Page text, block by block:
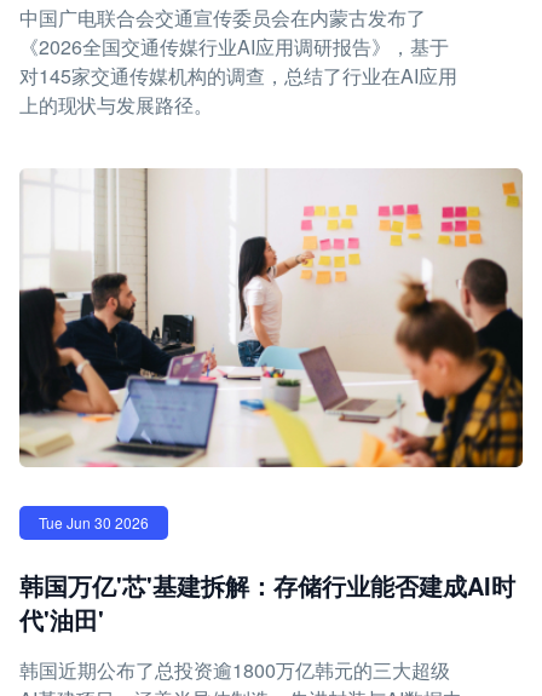
中国广电联合会交通宣传委员会在内蒙古发布了
《2026全国交通传媒行业AI应用调研报告》，基于
对145家交通传媒机构的调查，总结了行业在AI应用
上的现状与发展路径。
Tue Jun 30 2026
韩国万亿'芯'基建拆解：存储行业能否建成AI时
代'油田'
韩国近期公布了总投资逾1800万亿韩元的三大超级